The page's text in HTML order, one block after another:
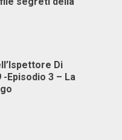
Di
-Episodio 3 – La